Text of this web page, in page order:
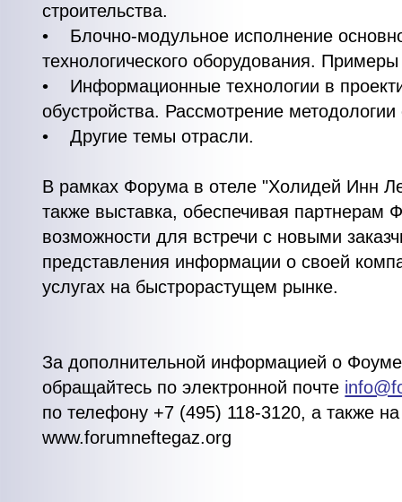
строительства.
• Блочно-модульное исполнение
технологического оборудования.
• Информационные технологии в
обустройства. Рассмотрение
• Другие темы отрасли.
В рамках Форума в отеле "Холидей Инн
также выставка, обеспечивая партнерам
возможности для встречи с новыми
представления информации о своей
услугах на быстрорастущем рынке.
За дополнительной информацией о
обращайтесь по электронной почте
по телефону +7 (495) 118-3120, а также
www.forumneftegaz.org